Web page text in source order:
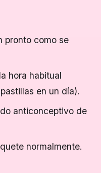
pronto como se
hora habitual
en un día).
anticonceptivo de
normalmente.